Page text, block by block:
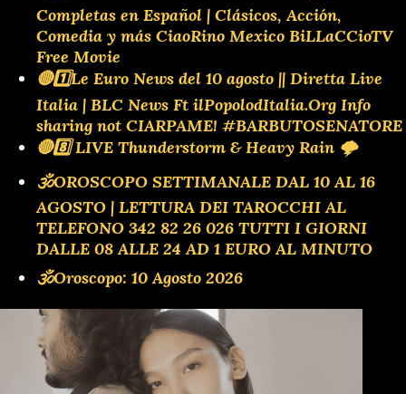
Completas en Español | Clásicos, Acción,
Comedia y más CiaoRino Mexico BiLLaCCioTV
Free Movie
🔴1️⃣Le Euro News del 10 agosto || Diretta Live
Italia | BLC News Ft ilPopolodItalia.Org Info
sharing not CIARPAME! #BARBUTOSENATORE
🔴8️⃣ LIVE Thunderstorm & Heavy Rain 🌩️
🕉OROSCOPO SETTIMANALE DAL 10 AL 16
AGOSTO | LETTURA DEI TAROCCHI AL
TELEFONO 342 82 26 026 TUTTI I GIORNI
DALLE 08 ALLE 24 AD 1 EURO AL MINUTO
🕉Oroscopo: 10 Agosto 2026